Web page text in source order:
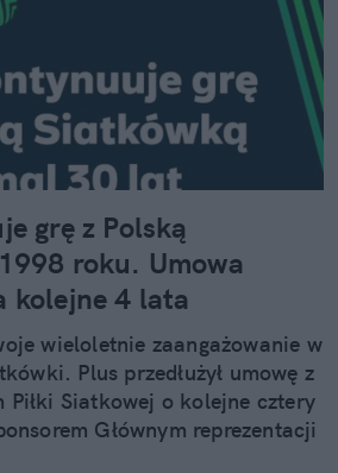
grę z Polską
roku. Umowa
kolejne 4 lata
wieloletnie zaangażowanie w
Plus przedłużył umowę z
Piłki Siatkowej o kolejne cztery
Głównym reprezentacji